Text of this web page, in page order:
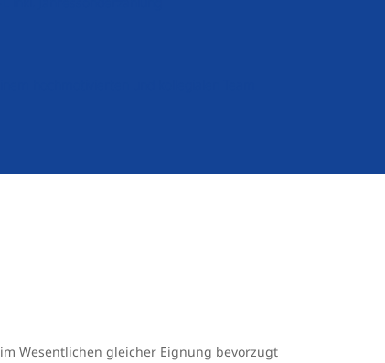
Wesentlichen gleicher Eignung bevorzugt